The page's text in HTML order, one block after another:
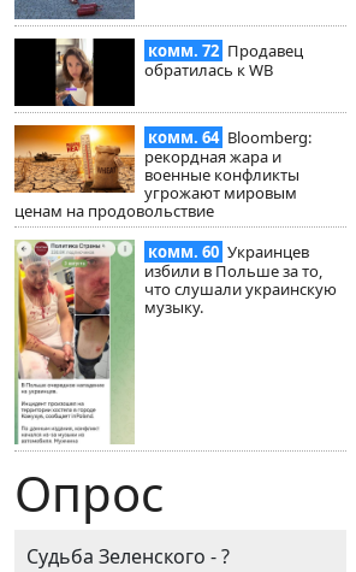
комм. 72 Продавец
обратилась к WB
комм. 64 Bloomberg:
рекордная жара и
военные конфликты
угрожают мировым
ценам на продовольствие
комм. 60 Украинцев
избили в Польше за то,
что слушали украинскую
музыку.
Опрос
Судьба Зеленского - ?